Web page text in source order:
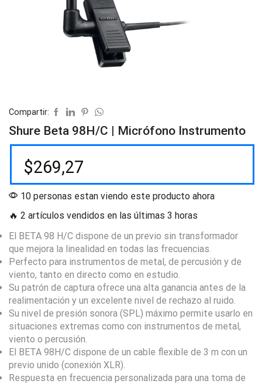
Compartir:
Shure Beta 98H/C | Micrófono Instrumento
$269,27
10 personas estan viendo este producto ahora
🔥 2 artículos vendidos en las últimas 3 horas
El BETA 98 H/C dispone de un previo sin transformador
que mejora la linealidad en todas las frecuencias.
Perfecto para instrumentos de metal, de percusión y de
viento, tanto en directo como en estudio.
Su patrón de captura ofrece una alta ganancia antes de la
realimentación y un excelente nivel de rechazo al ruido.
Su nivel de presión sonora (SPL) máximo permite usarlo en
situaciones extremas como con instrumentos de metal,
viento o percusión.
El BETA 98H/C dispone de un cable flexible de 3 m con un
previo unido (conexión XLR).
Respuesta en frecuencia personalizada para una toma de